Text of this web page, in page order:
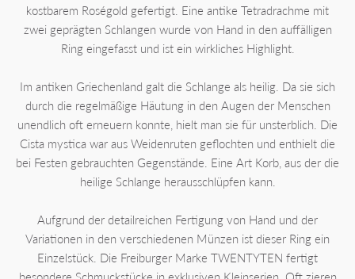
kostbarem Roségold gefertigt. Eine antike Tetradrachme mit
zwei geprägten Schlangen wurde von Hand in den auffälligen
Ring eingefasst und ist ein wirkliches Highlight.
Im antiken Griechenland galt die Schlange als heilig. Da sie sich
durch die regelmäßige Häutung in den Augen der Menschen
unendlich oft erneuern konnte, hielt man sie für unsterblich. Die
Cista mystica war aus Weidenruten geflochten und enthielt die
bei Festen gebrauchten Gegenstände. Eine Art Korb, aus der die
heilige Schlange herausschlüpfen kann.
Aufgrund der detailreichen Fertigung von Hand und der
Variationen in den verschiedenen Münzen ist dieser Ring ein
Einzelstück. Die Freiburger Marke TWENTYTEN fertigt